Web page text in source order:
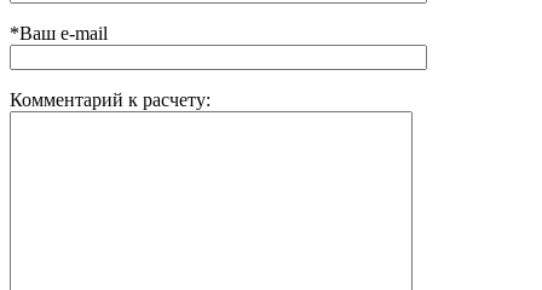
*Ваш e-mail
Комментарий к расчету: